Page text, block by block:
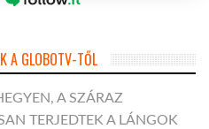
A GLOBOTV-TŐL
A SZÁRAZ
TERJEDTEK A LÁNGOK